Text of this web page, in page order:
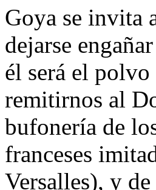
Goya se invita
dejarse
él será el
remitirnos al
bufonería de
franceses
Versalles), y